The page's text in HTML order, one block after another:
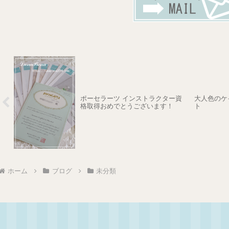
ポーセラーツ インストラクター資
格取得おめでとうございます！
大人色の
ト
ホーム ブログ 未分類